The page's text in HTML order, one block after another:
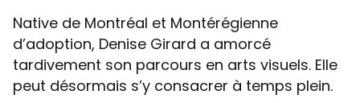
Native de Montréal et Montérégienne
d’adoption, Denise Girard a amorcé
tardivement son parcours en arts visuels. Elle
peut désormais s’y consacrer à temps plein.